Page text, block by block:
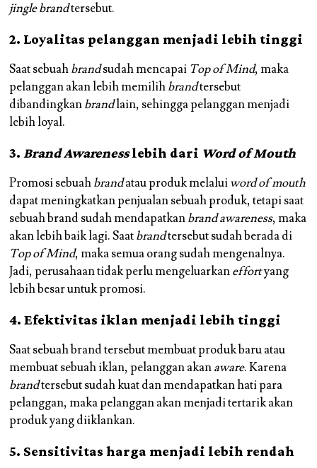
jingle brandtersebut.
2. Loyalitas pelanggan menjadi lebih tinggi
Saat sebuahbrandsudah mencapai Top of Mind, maka
pelanggan akan lebih memilihbrandtersebut
dibandingkanbrandlain, sehingga pelanggan menjadi
lebih loyal.
3. Brand Awarenesslebih dari Word of Mouth
Promosi sebuahbrandatau produk melaluiword of mouth
dapat meningkatkan penjualan sebuah produk, tetapi saat
sebuah brand sudah mendapatkanbrand awareness, maka
akan lebih baik lagi. Saatbrandtersebut sudah berada di
Top of Mind, maka semua orang sudah mengenalnya.
Jadi, perusahaan tidak perlu mengeluarkaneffortyang
lebih besar untuk promosi.
4. Efektivitas iklan menjadi lebih tinggi
Saat sebuah brand tersebut membuat produk baru atau
membuat sebuah iklan, pelanggan akanaware. Karena
brandtersebut sudah kuat dan mendapatkan hati para
pelanggan, maka pelanggan akan menjadi tertarik akan
produk yang diiklankan.
5. Sensitivitas harga menjadi lebih rendah